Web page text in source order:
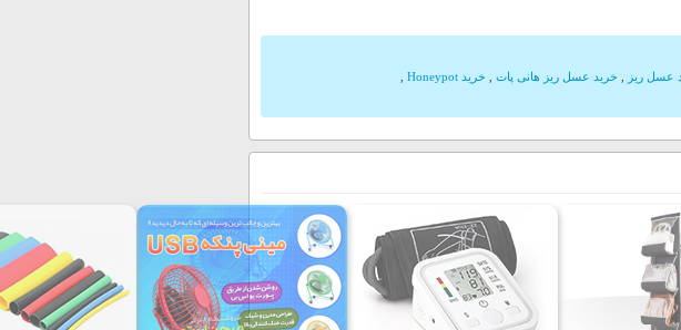
عسل ریز خرید عسل ریز هانی پات خرید Honeypot